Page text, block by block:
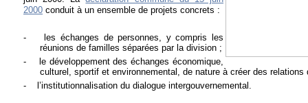
2000 conduit à un ensemble de projets concrets :
-
les échanges de personnes, y compris les
réunions de familles séparées par la division ;
-
le développement des échanges économique,
culturel, sportif et environnemental, de nature à créer des
-
l’institutionnalisation du dialogue intergouvernemental.